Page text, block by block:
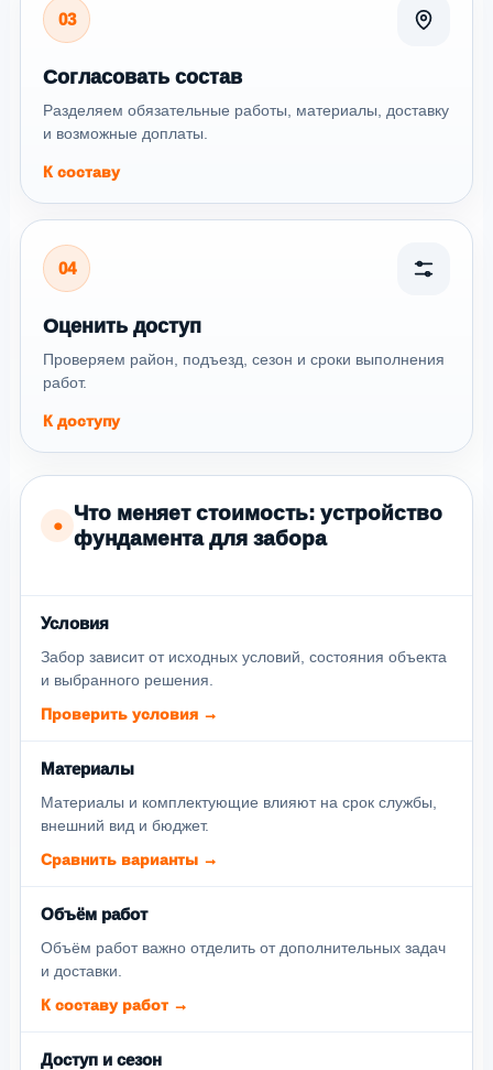
03
Согласовать состав
Разделяем обязательные работы, материалы, доставку
и возможные доплаты.
К составу
04
Оценить доступ
Проверяем район, подъезд, сезон и сроки выполнения
работ.
К доступу
●
Что меняет стоимость: устройство
фундамента для забора
Условия
Забор зависит от исходных условий, состояния объекта
и выбранного решения.
Проверить условия →
Материалы
Материалы и комплектующие влияют на срок службы,
внешний вид и бюджет.
Сравнить варианты →
Объём работ
Объём работ важно отделить от дополнительных задач
и доставки.
К составу работ →
Доступ и сезон